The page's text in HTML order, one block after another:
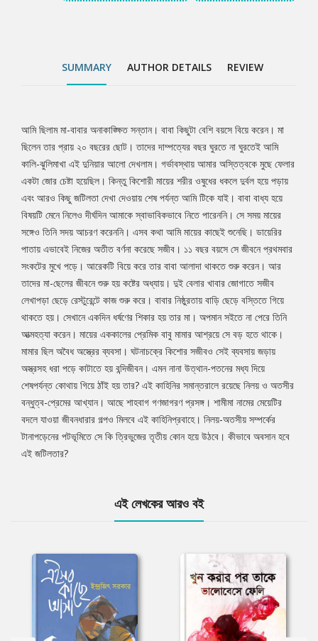
নিষ্ঠুরতায় বাড়ি ছেড়ে বস্তিতে গিয়ে থাকতে হয়। সেখানে একদিন ধর্ষণের শিকার
কাটাতে হয় বন্দিজীবন। এমন নানা উত্থান-পতনের মধ্য দিয়ে শেষপর্যন্ত কোথায়
গিয়ে ঠাঁই হয় তার? এই কাহিনির সমান্তরালে রয়েছে নিলয় ও অতসীর বন্ধুত্ব-
প্রেমের আখ্যান। আছে শাহবাগ গণজাগরণ প্রসঙ্গ। শামীমা নামের মেয়েটির
বদলে যাওয়া জীবনধারার গল্পও মিলবে এই কাহিনিপ্রবাহে। নিলয়-অতসীয়
সম্পর্কের টানাপড়েনের পটভূমিতে সে কি ত্রিভুজের তৃতীয় কোন হয়ে উঠবে।
কীভাবে অবসান হবে এই জটিলতার?
SUMMARY AUTHOR DETAILS REVIEW
Tab
Article
আমি ছিলাম মা-বাবার অনাকাঙ্ক্ষিত সন্তান। বাবা কিছুটা বেশি বয়সে বিয়ে করেন। মা
ছিলেন তার প্রায় ২০ বছরের ছোট। তাদের দাম্পত্যের বছর ঘুরতে না ঘুরতেই আমি
কালি-ঝুলিমাখা এই দুনিয়ার আলো দেখলাম। গর্ভাবস্থায় আমার অস্তিত্বকে মুছে ফেলার
একটা জোর চেষ্টা হয়েছিল। কিন্তু কিশোরী মায়ের শরীর ওষুধের ধকলে দুর্বল হয়ে পড়ায়
এবং আরও কিছু জটিলতা দেখা দেওয়ায় শেষ পর্যন্ত আমি টিকে যাই। বাবা বাধ্য হয়ে
বিষয়টি মেনে নিলেও দীর্ঘদিন আমাকে স্বাভাবিকভাবে নিতে পারেননি। সে সময় মায়ের
সঙ্গেও তিনি সদয় আচরণ করেননি। এসব কথা আমি মায়ের কাছেই শুনেছি। ডায়েরির
পাতায় এভাবেই নিজের অতীত বর্ণনা করেছে সজীব। ১১ বছর বয়সে সে জীবনে প্রথমবার
সংকটের মুখে পড়ে। আরেকটি বিয়ে করে তার বাবা আলাদা থাকতে শুরু করেন। আর
তাদের মা-ছেলের জীবনে শুরু হয় কষ্টের অধ্যায়। দুই বেলার খাবার জোগাতে সজীব
লেখাপড়া ছেড়ে রেস্টুরেন্টে কাজ শুরু করে। বাবার নিষ্ঠুরতায় বাড়ি ছেড়ে বস্তিতে গিয়ে
থাকতে হয়। সেখানে একদিন ধর্ষণের শিকার হয় তার মা। অপমান সইতে না পেরে তিনি
আত্মহত্যা করেন। মায়ের এককালের প্রেমিক বাবু মামার আশ্রয়ে সে বড় হতে থাকে।
মামার ছিল অবৈধ অস্ত্রের ব্যবসা। ঘটনাচক্রে কিশোর সজীবও সেই ব্যবসায় জড়ায়
অস্ত্রসহ ধরা পড়ে কাটাতে হয় বন্দিজীবন। এমন নানা উত্থান-পতনের মধ্য দিয়ে
শেষপর্যন্ত কোথায় গিয়ে ঠাঁই হয় তার? এই কাহিনির সমান্তরালে রয়েছে নিলয় ও অতসীর
বন্ধুত্ব-প্রেমের আখ্যান। আছে শাহবাগ গণজাগরণ প্রসঙ্গ। শামীমা নামের মেয়েটির
বদলে যাওয়া জীবনধারার গল্পও মিলবে এই কাহিনিপ্রবাহে। নিলয়-অতসীয় সম্পর্কের
টানাপড়েনের পটভূমিতে সে কি ত্রিভুজের তৃতীয় কোন হয়ে উঠবে। কীভাবে অবসান হবে
এই জটিলতার?
এই লেখকের আরও বই